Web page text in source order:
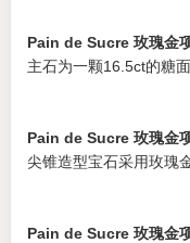
Pain de Sucre 玫瑰金
主石为一颗16.5ct的糖
Pain de Sucre 玫瑰金
尖锥造型宝石采用玫瑰
Pain de Sucre 玫瑰金